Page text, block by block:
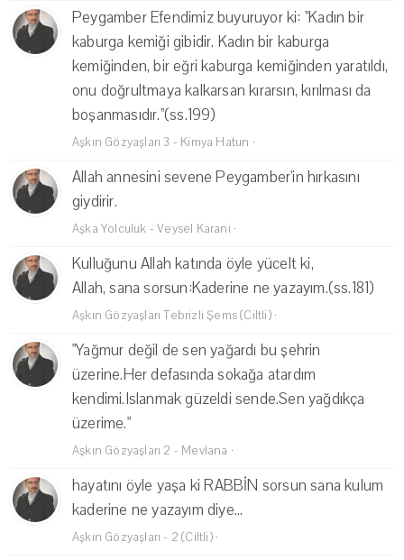
Peygamber Efendimiz buyuruyor ki: ''Kadın bir
kaburga kemiği gibidir. Kadın bir kaburga
kemiğinden, bir eğri kaburga kemiğinden yaratıldı,
onu doğrultmaya kalkarsan kırarsın, kırılması da
boşanmasıdır.''(ss.199)
Aşkın Gözyaşları 3 - Kimya Hatun ·
Allah annesini sevene Peygamber'in hırkasını
giydirir.
Aşka Yolculuk - Veysel Karani ·
Kulluğunu Allah katında öyle yücelt ki,
Allah, sana sorsun:Kaderine ne yazayım.(ss.181)
Aşkın Gözyaşları Tebrizli Şems (Ciltli)·
"Yağmur değil de sen yağardı bu şehrin
üzerine.Her defasında sokağa atardım
kendimi.Islanmak güzeldi sende.Sen yağdıkça
üzerime."
Aşkın Gözyaşları 2 - Mevlana ·
hayatını öyle yaşa ki RABBİN sorsun sana kulum
kaderine ne yazayım diye...
Aşkın Gözyaşları - 2 (Ciltli)·